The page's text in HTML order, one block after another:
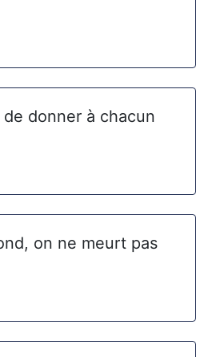
donner à chacun
on ne meurt pas